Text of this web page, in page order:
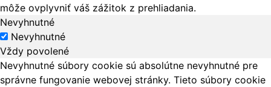
môže ovplyvniť váš zážitok z prehliadania.
Nevyhnutné
Nevyhnutné
Vždy povolené
Nevyhnutné súbory cookie sú absolútne nevyhnutné pre
správne fungovanie webovej stránky. Tieto súbory cookie